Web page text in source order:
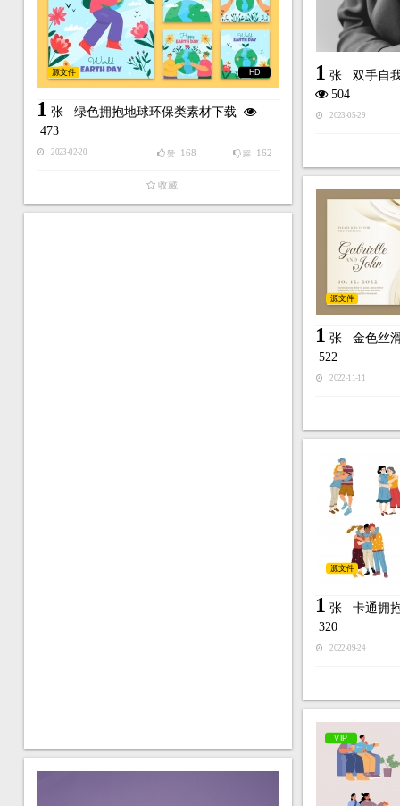
1 张 双手自
504
2023-05-29
HD
源文件
1 张 绿色拥抱地球环保类素材下载
473
2023-02-20 踩 162
赞 168
收藏
源文件
1 张 金色丝
522
2022-11-11
源文件
1 张 卡通拥
320
2022-09-24
VIP